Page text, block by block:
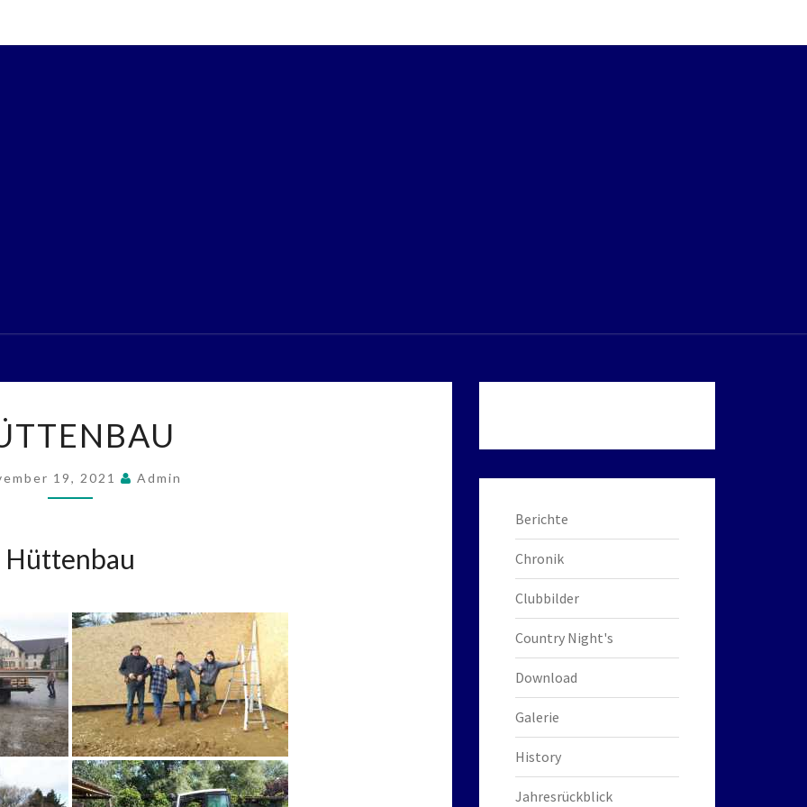
19, 2021 Admin
Hüttenbau
Berichte
Chronik
Clubbilder
Country Night's
Download
Galerie
History
Jahresrückblick